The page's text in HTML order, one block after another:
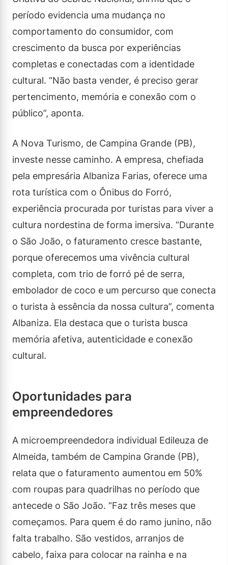
período evidencia uma mudança no
comportamento do consumidor, com
crescimento da busca por experiências
completas e conectadas com a identidade
cultural. “Não basta vender, é preciso gerar
pertencimento, memória e conexão com o
público”, aponta.
A Nova Turismo, de Campina Grande (PB),
investe nesse caminho. A empresa, chefiada
pela empresária Albaniza Farias, oferece uma
rota turística com o Ônibus do Forró,
experiência procurada por turistas para viver a
cultura nordestina de forma imersiva. “Durante
o São João, o faturamento cresce bastante,
porque oferecemos uma vivência cultural
completa, com trio de forró pé de serra,
embolador de coco e um percurso que conecta
o turista à essência da nossa cultura”, comenta
Albaniza. Ela destaca que o turista busca
memória afetiva, autenticidade e conexão
cultural.
Oportunidades para
empreendedores
A microempreendedora individual Edileuza de
Almeida, também de Campina Grande (PB),
relata que o faturamento aumentou em 50%
com roupas para quadrilhas no período que
antecede o São João. “Faz três meses que
começamos. Para quem é do ramo junino, não
falta trabalho. São vestidos, arranjos de
cabelo, faixa para colocar na rainha e na